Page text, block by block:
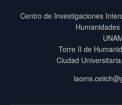
Centro de Investigaciones
Humanidades
Torre II de
Ciudad